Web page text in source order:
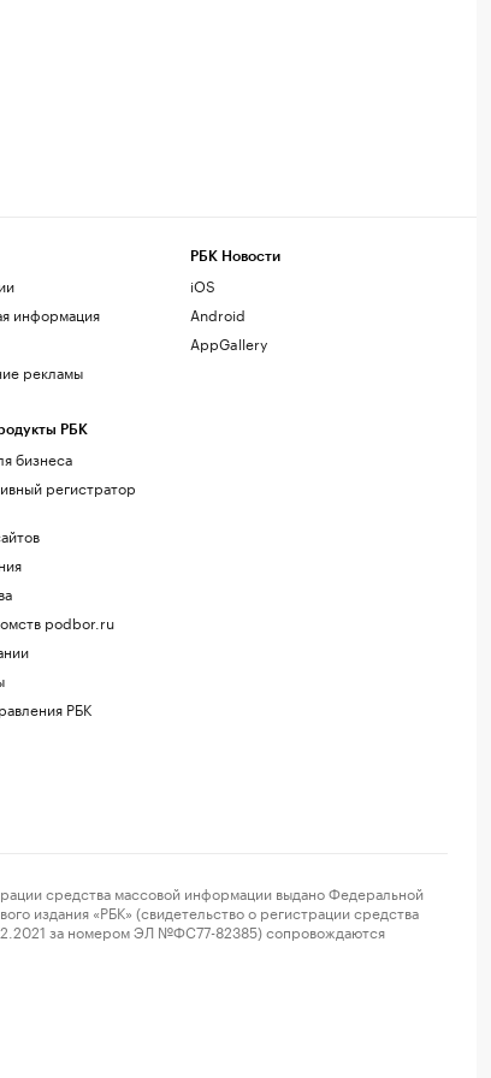
информация
рекламы
РБК
бизнеса
регистратор
podbor.ru
РБК
РБК Новости
iOS
Android
AppGallery
средства массовой информации выдано Федеральной
издания «РБК» (свидетельство о регистрации средства
за номером ЭЛ №ФС77-82385) сопровождаются